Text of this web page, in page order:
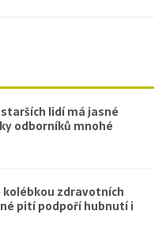
lidí má jasné
odborníků mnohé
kolébkou zdravotních
pití podpoří hubnutí i